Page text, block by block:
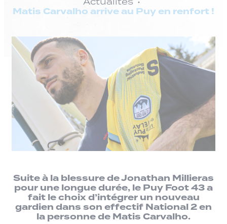
Matis Carvalho arrive au Puy en renfort !
Suite à la blessure de Jonathan Millieras
pour une longue durée, le Puy Foot 43 a
fait le choix d’intégrer un nouveau
gardien dans son effectif National 2 en
la personne de Matis Carvalho.